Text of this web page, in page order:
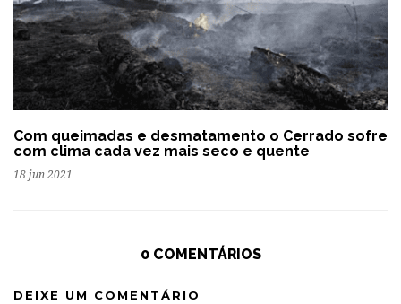
Com queimadas e desmatamento o Cerrado sofre
com clima cada vez mais seco e quente
18 jun 2021
0 COMENTÁRIOS
DEIXE UM COMENTÁRIO